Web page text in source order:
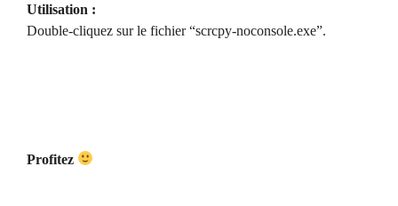
Utilisation :
Double-cliquez sur le fichier “scrcpy-noconsole.exe”.
Profitez